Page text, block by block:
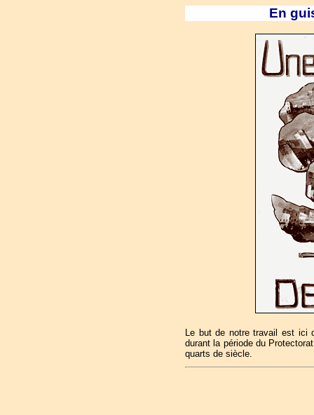
En
Le but de notre travail est ici
durant la période du
quarts de siècle.